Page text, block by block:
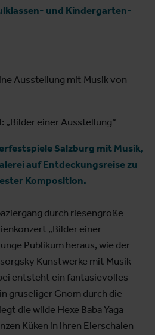
und Kindergarten-
Ausstellung mit Musik von
„Bilder einer Ausstellung“
Salzburg mit Musik,
auf Entdeckungsreise zu
Komposition.
durch riesengroße
„Bilder einer
Publikum heraus, wie der
Kunstwerke mit Musik
entsteht ein fantasievolles
gruseliger Gnom durch die
die wilde Hexe Baba Yaga
Küken in ihren Eierschalen